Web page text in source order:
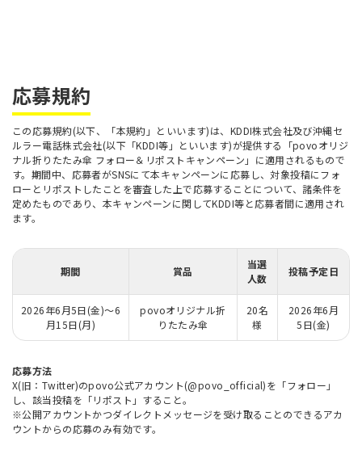
応募規約
この応募規約(以下、「本規約」といいます)は、KDDI株式会社及び沖縄セ
ルラー電話株式会社(以下「KDDI等」といいます)が提供する「povoオリジ
ナル折りたたみ傘 フォロー＆リポストキャンペーン」に適用されるもので
す。期間中、応募者がSNSにて本キャンペーンに応募し、対象投稿にフォ
ローとリポストしたことを審査した上で応募することについて、諸条件を
定めたものであり、本キャンペーンに関してKDDI等と応募者間に適用され
ます。
期間 賞品
当選
人数
投稿予定日
2026年6月5日(金)～6
月15日(月)
povoオリジナル折
りたたみ傘
20名
様
2026年6月
5日(金)
応募方法
X(旧：Twitter)のpovo公式アカウント(@povo_official)を「フォロー」
し、該当投稿を「リポスト」すること。
※公開アカウントかつダイレクトメッセージを受け取ることのできるアカ
ウントからの応募のみ有効です。